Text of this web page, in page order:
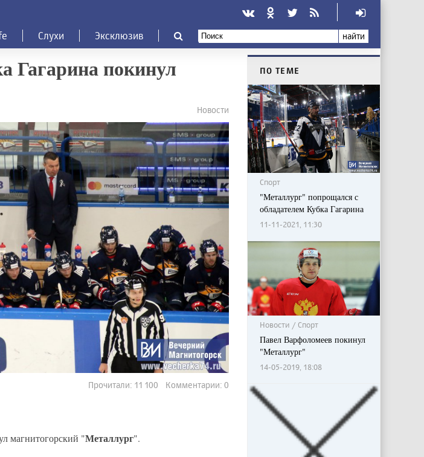
Слухи Эксклюзив найти
Гагарина покинул
Новости
Прочитали: 11 100 Комментарии: 0
магнитогорский "Металлург".
ПО ТЕМЕ
Спорт
"Металлург" попрощался с
обладателем Кубка Гагарина
11-11-2021, 11:30
Новости / Спорт
Павел Варфоломеев покинул
"Металлург"
14-05-2019, 18:08